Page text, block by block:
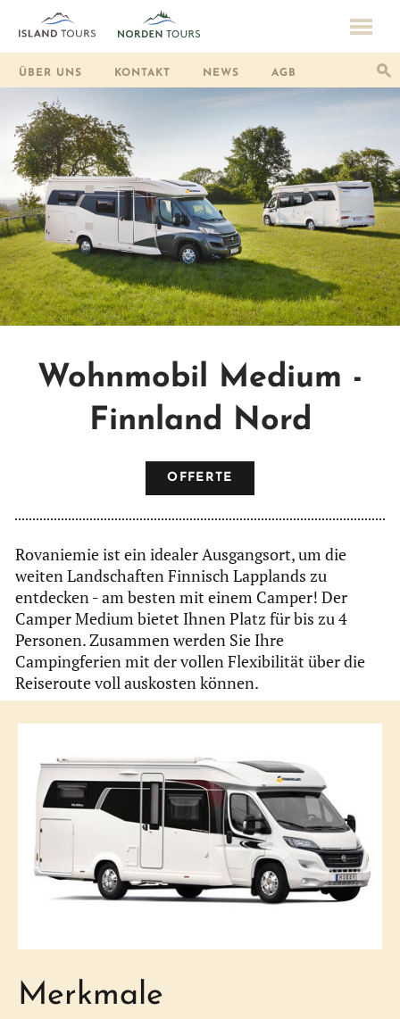
ÜBER UNS KONTAKT NEWS AGB
Wohnmobil Medium -
Finnland Nord
OFFERTE
Rovaniemie ist ein idealer Ausgangsort, um die
weiten Landschaften Finnisch Lapplands zu
entdecken - am besten mit einem Camper! Der
Camper Medium bietet Ihnen Platz für bis zu 4
Personen. Zusammen werden Sie Ihre
Campingferien mit der vollen Flexibilität über die
Reiseroute voll auskosten können.
Merkmale